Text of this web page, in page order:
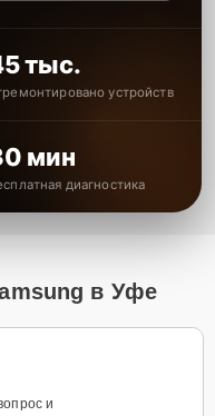
тыс.
устройств
мин
диагностика
в Уфе
и